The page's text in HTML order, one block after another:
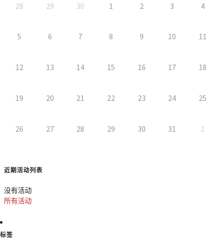
28 29 30 1 2 3 4
5 6 7 8 9 10 11
12 13 14 15 16 17 18
19 20 21 22 23 24 25
26 27 28 29 30 31 1
近期活动列表
没有活动
所有活动
标签